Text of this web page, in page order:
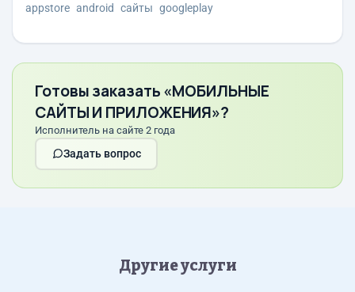
appstore android сайты googleplay
Готовы заказать «МОБИЛЬНЫЕ
САЙТЫ И ПРИЛОЖЕНИЯ»?
Исполнитель на сайте 2 года
Задать вопрос
Другие услуги